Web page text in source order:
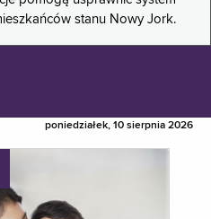
stanu Nowy Jork.
poniedziałek, 10 sierpnia 2026